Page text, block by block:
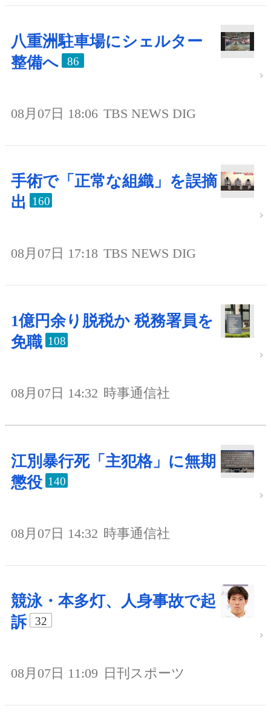
八重洲駐車場にシェルター
整備へ
86
08月07日 18:06 TBS NEWS DIG
手術で「正常な組織」を誤摘
出
160
08月07日 17:18 TBS NEWS DIG
1億円余り脱税か 税務署員を
免職 108
08月07日 14:32 時事通信社
江別暴行死「主犯格」に無期
懲役 140
08月07日 14:32 時事通信社
競泳・本多灯、人身事故で起
訴
32
08月07日 11:09 日刊スポーツ